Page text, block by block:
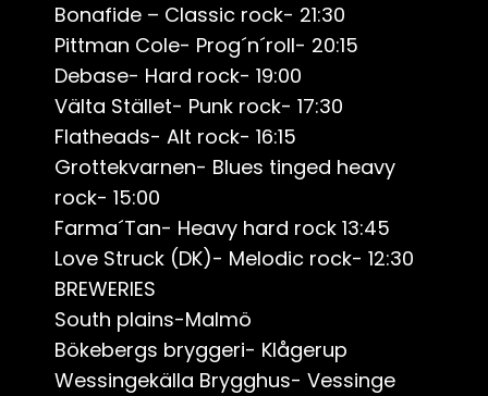
Bonafide – Classic rock- 21:30
Pittman Cole- Prog´n´roll- 20:15
Debase- Hard rock- 19:00
Välta Stället- Punk rock- 17:30
Flatheads- Alt rock- 16:15
Grottekvarnen- Blues tinged heavy
rock- 15:00
Farma´Tan- Heavy hard rock 13:45
Love Struck (DK)- Melodic rock- 12:30
BREWERIES
South plains-Malmö
Bökebergs bryggeri- Klågerup
Wessingekälla Brygghus- Vessinge